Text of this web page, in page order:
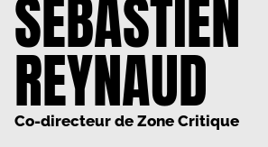
SÉBASTIEN
REYNAUD
Co-directeur de Zone Critique